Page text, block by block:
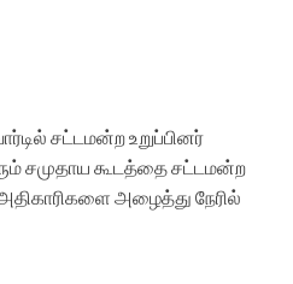
சட்டமன்ற உறுப்பினர்
சமுதாய கூடத்தை சட்டமன்ற
அழைத்து நேரில்